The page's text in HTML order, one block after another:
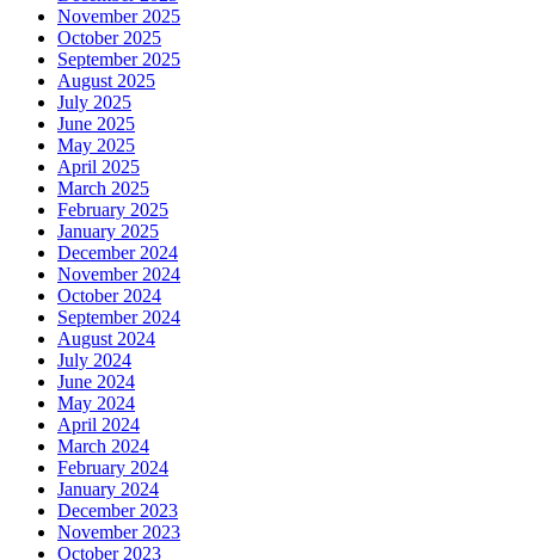
November 2025
October 2025
September 2025
August 2025
July 2025
June 2025
May 2025
April 2025
March 2025
February 2025
January 2025
December 2024
November 2024
October 2024
September 2024
August 2024
July 2024
June 2024
May 2024
April 2024
March 2024
February 2024
January 2024
December 2023
November 2023
October 2023